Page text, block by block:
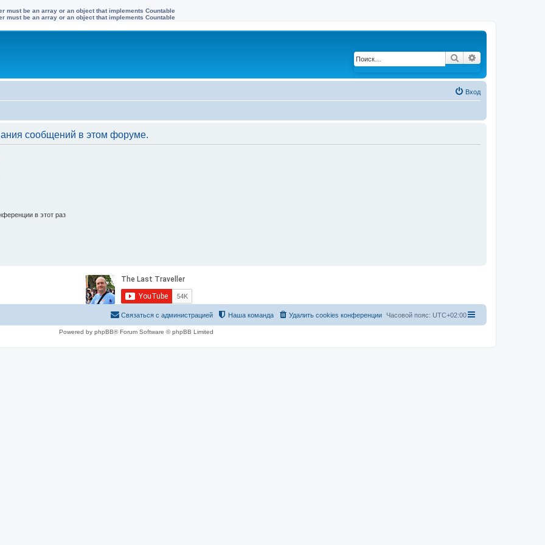
must be an array or an object that implements Countable
must be an array or an object that implements Countable
Поиск
Вход
сообщений в этом форуме.
в этот раз
Часовой пояс: UTC+02:00
Удалить cookies конференции
Наша команда
Связаться с администрацией
Powered by phpBB® Forum Software © phpBB Limited